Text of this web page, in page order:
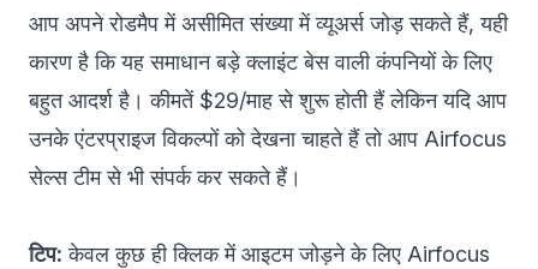
आप अपने रोडमैप में असीमित संख्या में व्यूअर्स जोड़ सकते हैं, यही
कारण है कि यह समाधान बड़े क्लाइंट बेस वाली कंपनियों के लिए
बहुत आदर्श है। कीमतें $29/माह से शुरू होती हैं लेकिन यदि आप
उनके एंटरप्राइज विकल्पों को देखना चाहते हैं तो आप Airfocus
सेल्स टीम से भी संपर्क कर सकते हैं।
टिप: केवल कुछ ही क्लिक में आइटम जोड़ने के लिए Airfocus